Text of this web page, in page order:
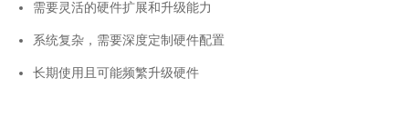
需要灵活的硬件扩展和升级能力
系统复杂，需要深度定制硬件配置
长期使用且可能频繁升级硬件